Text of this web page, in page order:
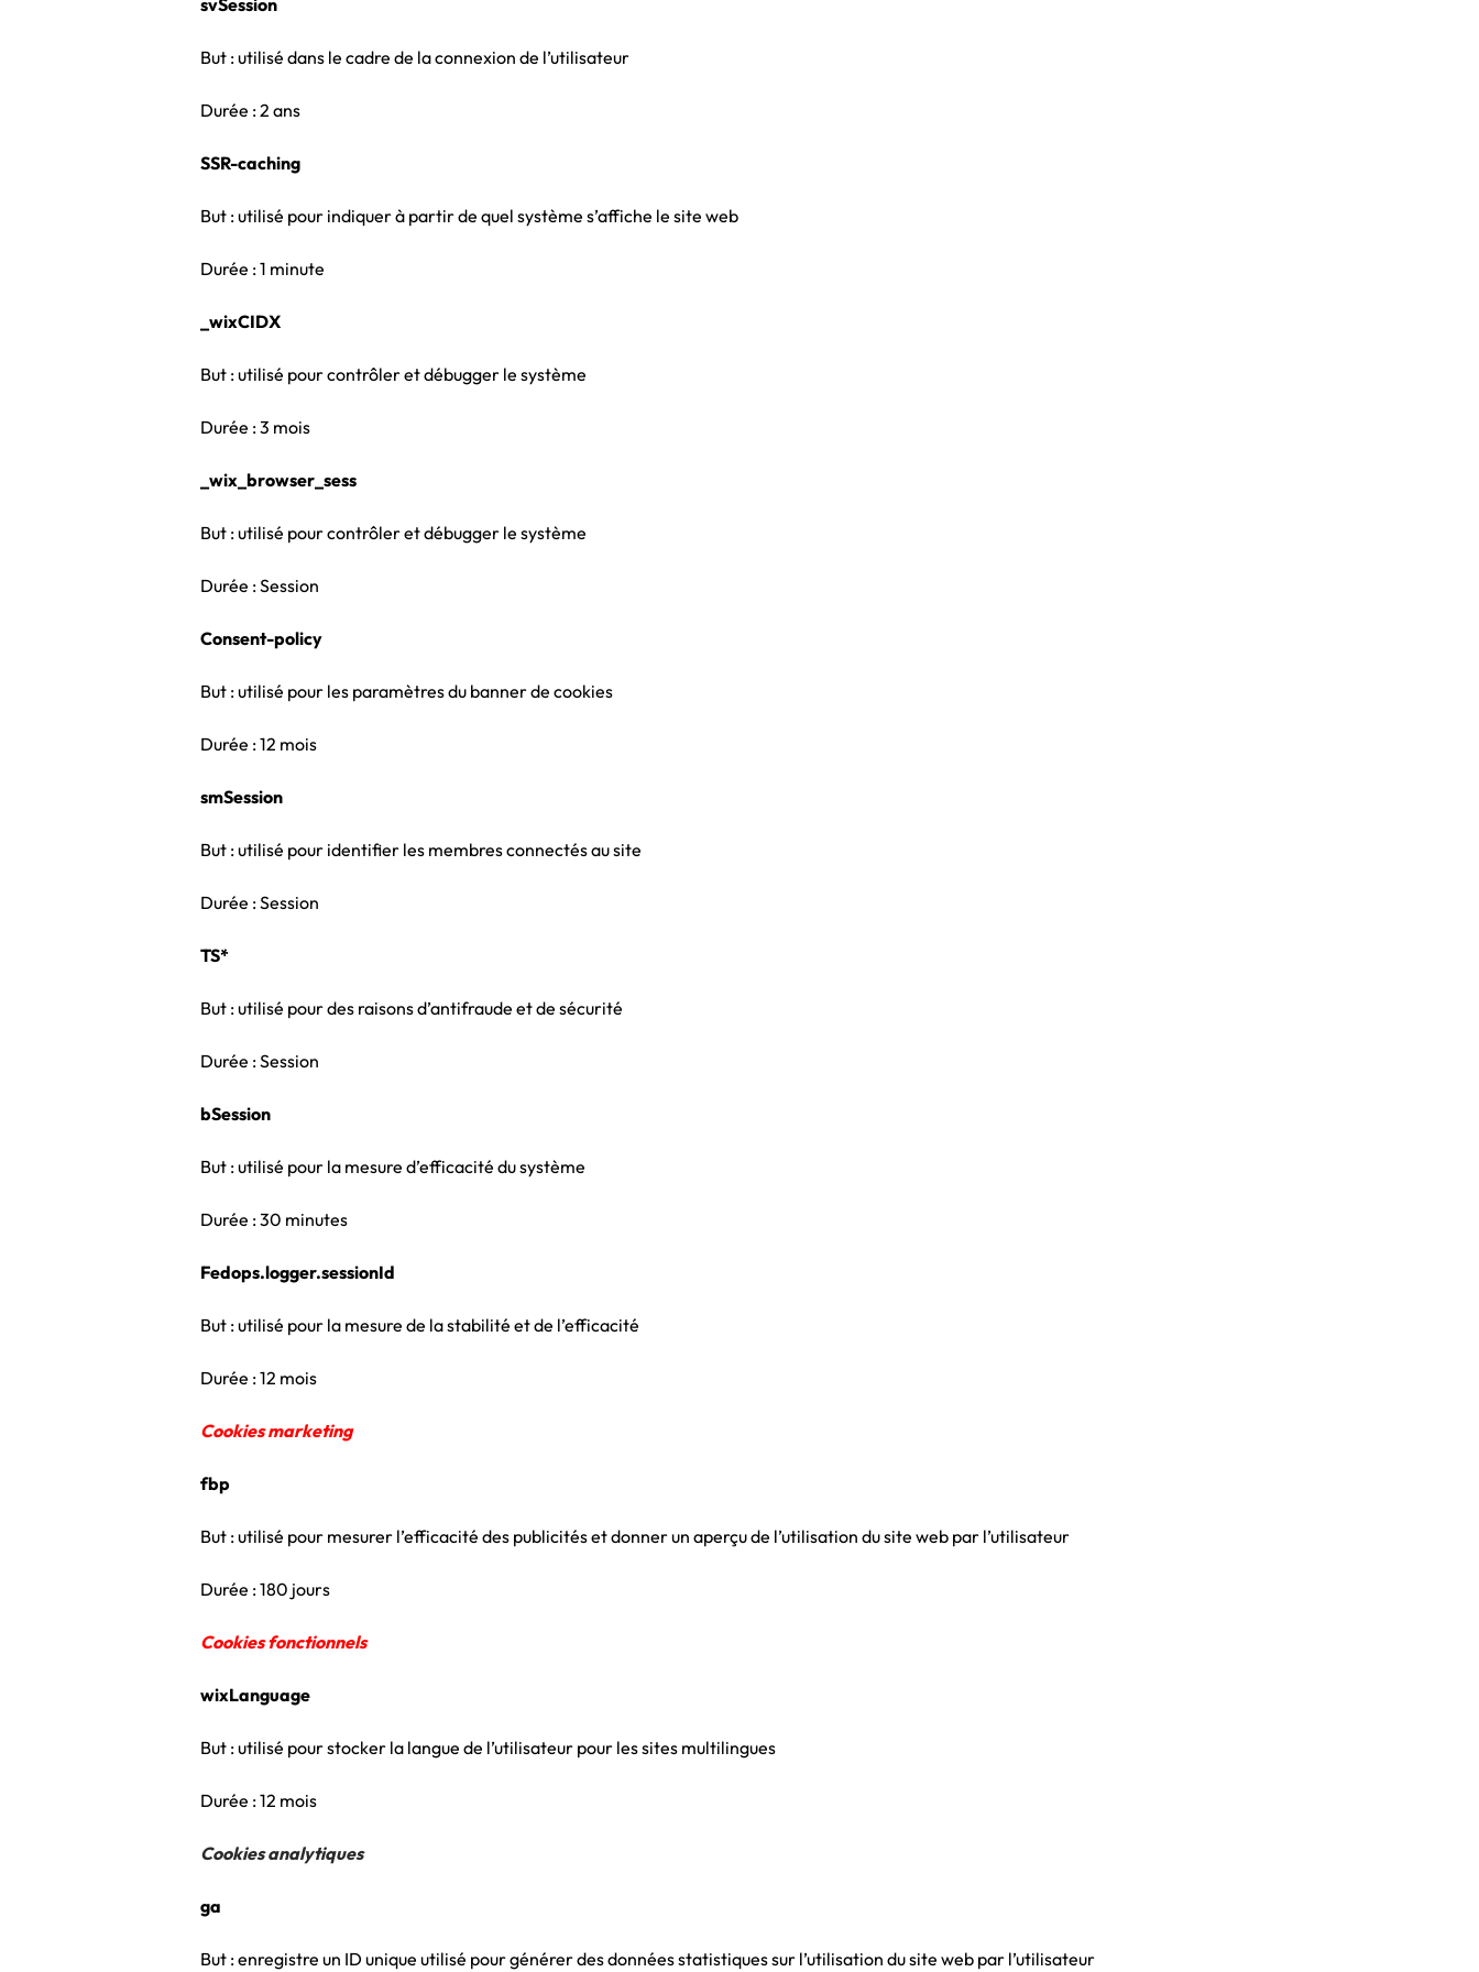
svSession
But : utilisé dans le cadre de la connexion de l’utilisateur
Durée : 2 ans
SSR-caching
But : utilisé pour indiquer à partir de quel système s’affiche le site web
Durée : 1 minute
_wixCIDX
But : utilisé pour contrôler et débugger le système
Durée : 3 mois
_wix_browser_sess
But : utilisé pour contrôler et débugger le système
Durée : Session
Consent-policy
But : utilisé pour les paramètres du banner de cookies
Durée : 12 mois
smSession
But : utilisé pour identifier les membres connectés au site
Durée : Session
TS*
But : utilisé pour des raisons d’antifraude et de sécurité
Durée : Session
bSession
But : utilisé pour la mesure d’efficacité du système
Durée : 30 minutes
Fedops.logger.sessionId
But : utilisé pour la mesure de la stabilité et de l’efficacité
Durée : 12 mois
Cookies marketing
fbp
But : utilisé pour mesurer l’efficacité des publicités et donner un aperçu de l’utilisation du site web par l’utilisateur
Durée : 180 jours
Cookies fonctionnels
wixLanguage
But : utilisé pour stocker la langue de l’utilisateur pour les sites multilingues
Durée : 12 mois
Cookies analytiques
ga
But : enregistre un ID unique utilisé pour générer des données statistiques sur l’utilisation du site web par l’utilisateur